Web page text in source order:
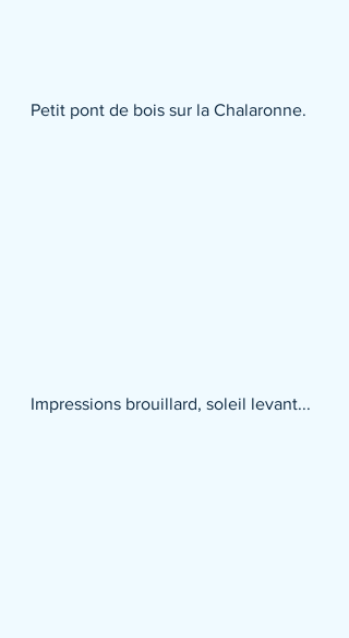
Petit pont de bois sur la Chalaronne.
Impressions brouillard, soleil levant...